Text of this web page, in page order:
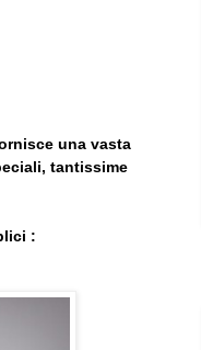
una vasta
tantissime
: